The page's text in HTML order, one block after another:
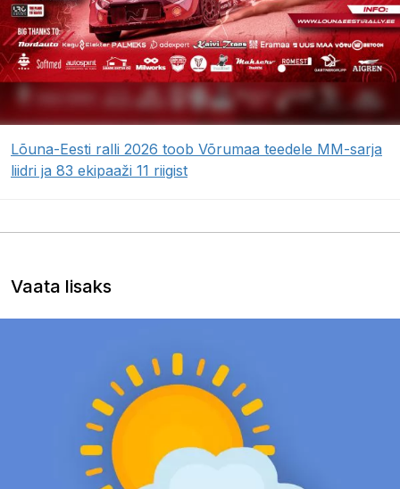
Lõuna-Eesti ralli 2026 toob Võrumaa teedele MM-sarja
liidri ja 83 ekipaaži 11 riigist
Vaata lisaks